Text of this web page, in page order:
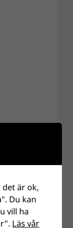
är ok,
Du kan
vill ha
Läs vår